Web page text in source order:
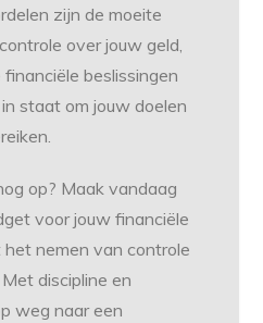
zijn de moeite
over jouw geld,
beslissingen
staat om jouw doelen
op? Maak vandaag
voor jouw financiële
nemen van controle
discipline en
weg naar een